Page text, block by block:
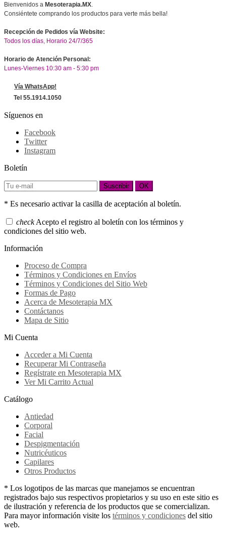
Bienvenidos a Mesoterapia.MX
Consiéntete comprando los productos para verte más bella!
Recepción de Pedidos vía Website:
Todos los días, Horario 24/7/365
Horario de Atención Personal:
Lunes-Viernes 10:30 am - 5:30 pm
Vía WhatsApp!
Tel 55.1914.1050
Síguenos en
Facebook
Twitter
Instagram
Boletín
Suscribir OK
* Es necesario activar la casilla de aceptación al boletín.
check Acepto el registro al boletín con los términos y
condiciones del sitio web.
Información
Proceso de Compra
Términos y Condiciones en Envíos
Términos y Condiciones del Sitio Web
Formas de Pago
Acerca de Mesoterapia MX
Contáctanos
Mapa de Sitio
Mi Cuenta
Acceder a Mi Cuenta
Recuperar Mi Contraseña
Regístrate en Mesoterapia MX
Ver Mi Carrito Actual
Catálogo
Antiedad
Corporal
Facial
Despigmentación
Nutricéuticos
Capilares
Otros Productos
* Los logotipos de las marcas que manejamos se encuentran
registrados bajo sus respectivos propietarios y su uso en este sitio es
de ilustración y referencia de los productos que se comercializan.
Para mayor información visite los términos y condiciones del sitio
web.